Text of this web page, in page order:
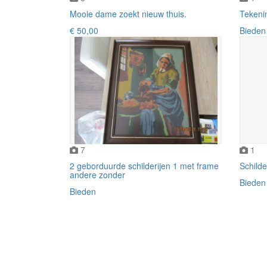
Mooie dame zoekt nieuw thuis.
€ 50,00
Bieden
7
2 geborduurde schilderijen 1 met frame
andere zonder
Bieden
1
Bieden